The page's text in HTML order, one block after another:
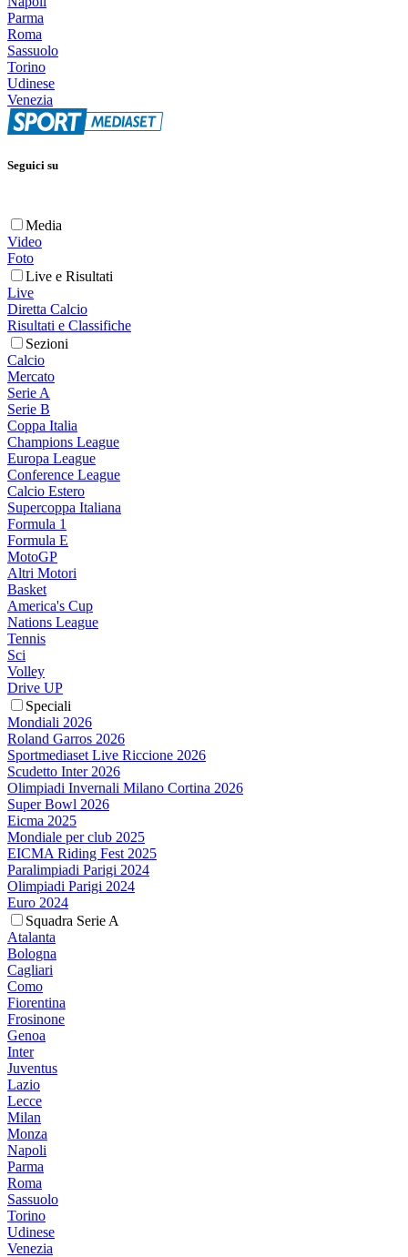
Parma
Roma
Sassuolo
Torino
Udinese
Venezia
Seguici su
Media
Video
Foto
Live e Risultati
Live
Diretta Calcio
Risultati e Classifiche
Sezioni
Calcio
Mercato
Serie A
Serie B
Coppa Italia
Champions League
Europa League
Conference League
Calcio Estero
Supercoppa Italiana
Formula 1
Formula E
MotoGP
Altri Motori
Basket
America's Cup
Nations League
Tennis
Sci
Volley
Drive UP
Speciali
Mondiali 2026
Roland Garros 2026
Sportmediaset Live Riccione 2026
Scudetto Inter 2026
Olimpiadi Invernali Milano Cortina 2026
Super Bowl 2026
Eicma 2025
Mondiale per club 2025
EICMA Riding Fest 2025
Paralimpiadi Parigi 2024
Olimpiadi Parigi 2024
Euro 2024
Squadra Serie A
Atalanta
Bologna
Cagliari
Como
Fiorentina
Frosinone
Genoa
Inter
Juventus
Lazio
Lecce
Milan
Monza
Napoli
Parma
Roma
Sassuolo
Torino
Udinese
Venezia